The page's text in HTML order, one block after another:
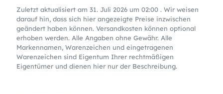
Zuletzt aktualisiert am 31. Juli 2026 um 02:00 . Wir weisen
darauf hin, dass sich hier angezeigte Preise inzwischen
geändert haben können. Versandkosten können optional
erhoben werden. Alle Angaben ohne Gewähr. Alle
Markennamen, Warenzeichen und eingetragenen
Warenzeichen sind Eigentum Ihrer rechtmäßigen
Eigentümer und dienen hier nur der Beschreibung.